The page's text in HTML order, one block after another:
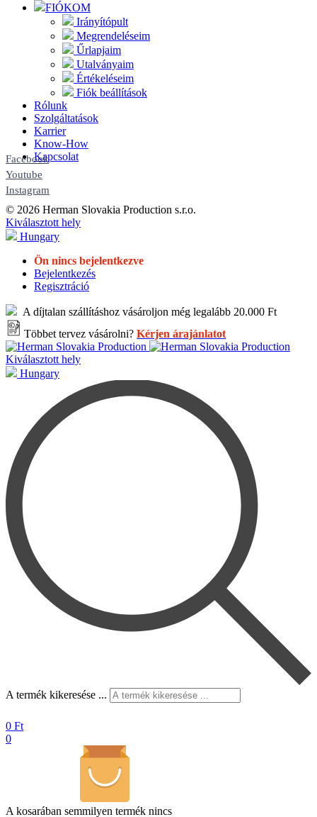
FIÓKOM
Irányítópult
Megrendeléseim
Űrlapjaim
Utalványaim
Értékeléseim
Fiók beállítások
Rólunk
Szolgáltatások
Karrier
Know-How
Kapcsolat
Facebook
Youtube
Instagram
© 2026 Herman Slovakia Production s.r.o.
Kiválasztott hely
Hungary
Ön nincs bejelentkezve
Bejelentkezés
Regisztráció
A díjtalan szállításhoz vásároljon még legalább 20.000 Ft
Többet tervez vásárolni?Kérjen árajánlatot
Kiválasztott hely
Hungary
A termék kikeresése ...
0 Ft
0
A kosarában semmilyen termék nincs